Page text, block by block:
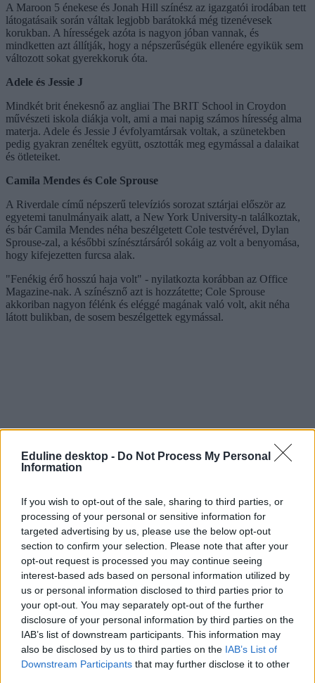
Eduline desktop - Do Not Process My Personal
Information
If you wish to opt-out of the sale, sharing to third parties, or
processing of your personal or sensitive information for
targeted advertising by us, please use the below opt-out
section to confirm your selection. Please note that after your
opt-out request is processed you may continue seeing
interest-based ads based on personal information utilized by
us or personal information disclosed to third parties prior to
your opt-out. You may separately opt-out of the further
disclosure of your personal information by third parties on the
IAB’s list of downstream participants. This information may
also be disclosed by us to third parties on the IAB’s List of
Downstream Participants that may further disclose it to other
A Maroon 5 énekese és Jonah Hill színész az igazgatói irodában tett
látogatásaik során váltak legjobb barátokká még tizenévesek
korukban. A hírességek azóta is nagyon jóban vannak, és
mindketten azt állítják, hogy a népszerűségük ellenére egyikük sem
változott sokat gyerekkoruk óta.
Adele és Jessie J
Mindkét brit énekesnő az angliai The BRIT School in Croydon
művészeti iskola diákja volt, ami a mai napig számos híresség alma
materja. Adele és Jessie J évfolyamtársak voltak, a szünetekben
pedig gyakran zenéltek együtt, osztották meg egymással a dalaikat
és ötleteiket.
Camila Mendes és Cole Sprouse
A Riverdale című népszerű televíziós sorozat sztárjai először az
egyetemi tanulmányaik alatt, a New York University-n találkoztak,
és bár Camila Mendes néha beszélgetett Cole testvérével, Dylan
Sprouse-zal, a későbbi színésztársáról sokáig az volt a benyomása,
hogy kifejezetten furcsa alak.
"Fenékig érő hosszú haja volt" - nyilatkozta korábban az Office
Magazine-nak. A színésznő azt is hozzátette; Cole Sprouse
akkoriban nagyon félénk és eléggé magának való volt, akit néha
látott bulikban, de sosem beszélgettek egymással.